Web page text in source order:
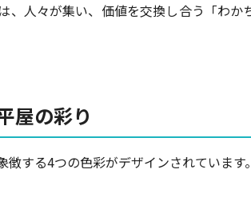
、人々が集い、価値を交換し合う「わ
屋の彩り
する4つの色彩がデザインされています。